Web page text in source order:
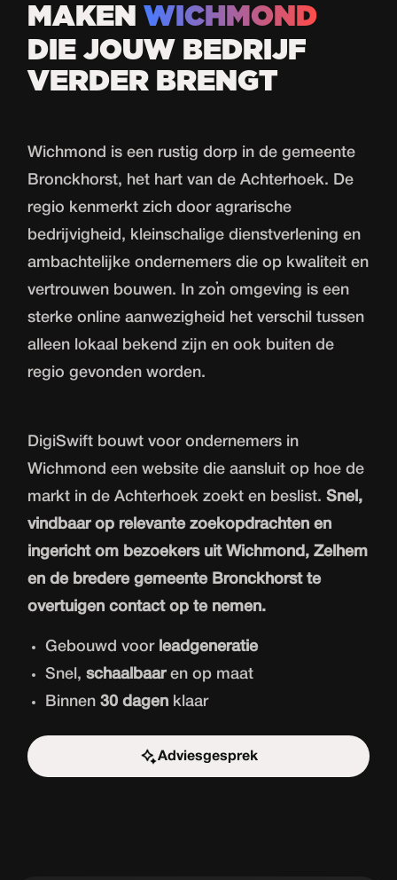
MAKENWICHMOND
DIE JOUW BEDRIJF
VERDER BRENGT
Wichmond is een rustig dorp in de gemeente
Bronckhorst, het hart van de Achterhoek. De
regio kenmerkt zich door agrarische
bedrijvigheid, kleinschalige dienstverlening en
ambachtelijke ondernemers die op kwaliteit en
vertrouwen bouwen. In zo'n omgeving is een
sterkeonline aanwezigheid
het verschil tussen
alleen lokaal bekend zijn en ook buiten de
regio gevonden worden.
DigiSwift bouwt voor ondernemers in
Wichmond een website die aansluit op hoe de
markt in de Achterhoek zoekt en beslist.Snel,
vindbaar op relevante zoekopdrachten en
ingericht om bezoekers uit Wichmond, Zelhem
en de bredere gemeente Bronckhorst te
overtuigen contact op te nemen.
Gebouwd voor leadgeneratie
Snel,schaalbaaren op maat
Binnen30 dagen klaar
Adviesgesprek
Start de uitdaging